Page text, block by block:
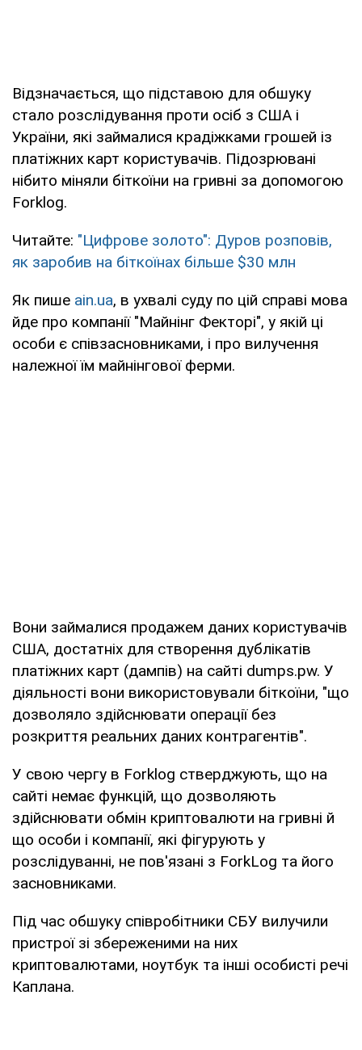
Відзначається, що підставою для обшуку
стало розслідування проти осіб з США і
України, які займалися крадіжками грошей із
платіжних карт користувачів. Підозрювані
нібито міняли біткоїни на гривні за допомогою
Forklog.
Читайте: "Цифрове золото": Дуров розповів,
як заробив на біткоїнах більше $30 млн
Як пише ain.ua, в ухвалі суду по цій справі мова
йде про компанії "Майнінг Фекторі", у якій ці
особи є співзасновниками, і про вилучення
належної їм майнінгової ферми.
Вони займалися продажем даних користувачів
США, достатніх для створення дублікатів
платіжних карт (дампів) на сайті dumps.pw. У
діяльності вони використовували біткоїни, "що
дозволяло здійснювати операції без
розкриття реальних даних контрагентів".
У свою чергу в Forklog стверджують, що на
сайті немає функцій, що дозволяють
здійснювати обмін криптовалюти на гривні й
що особи і компанії, які фігурують у
розслідуванні, не пов'язані з ForkLog та його
засновниками.
Під час обшуку співробітники СБУ вилучили
пристрої зі збереженими на них
криптовалютами, ноутбук та інші особисті речі
Каплана.